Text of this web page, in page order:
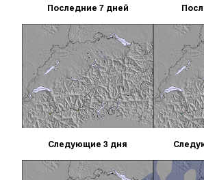
Последние 7 дней
Следующие 3 дня